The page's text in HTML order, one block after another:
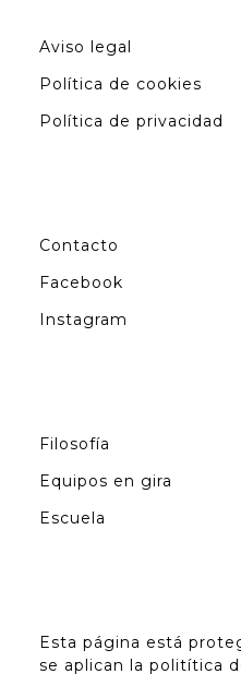
Aviso legal
Política de cookies
Política de privacidad
Contacto
Facebook
Instagram
Filosofía
Equipos en gira
Escuela
Esta página está
se aplican la politítica